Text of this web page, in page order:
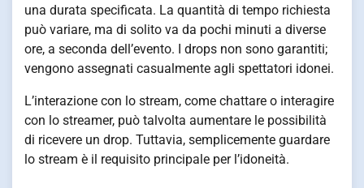
una durata specificata. La quantità di tempo richiesta
può variare, ma di solito va da pochi minuti a diverse
ore, a seconda dell’evento. I drops non sono garantiti;
vengono assegnati casualmente agli spettatori idonei.
L’interazione con lo stream, come chattare o interagire
con lo streamer, può talvolta aumentare le possibilità
di ricevere un drop. Tuttavia, semplicemente guardare
lo stream è il requisito principale per l’idoneità.